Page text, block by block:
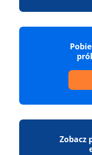
Zobacz